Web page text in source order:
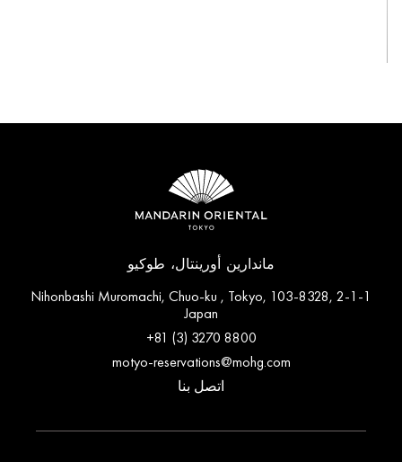
ماندارين أورينتال، طوكيو
2-1-1 Nihonbashi Muromachi, Chuo-ku , Tokyo, 103-8328,
Japan
+81 (3) 3270 8800
motyo-reservations@mohg.com
اتصل بنا